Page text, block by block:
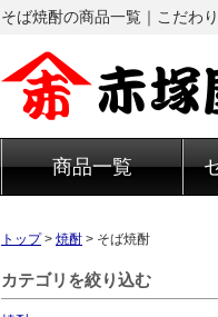
そば焼酎の商品一覧｜こだわ
商品一覧
トップ> 焼酎 > そば焼酎
カテゴリを絞り込む